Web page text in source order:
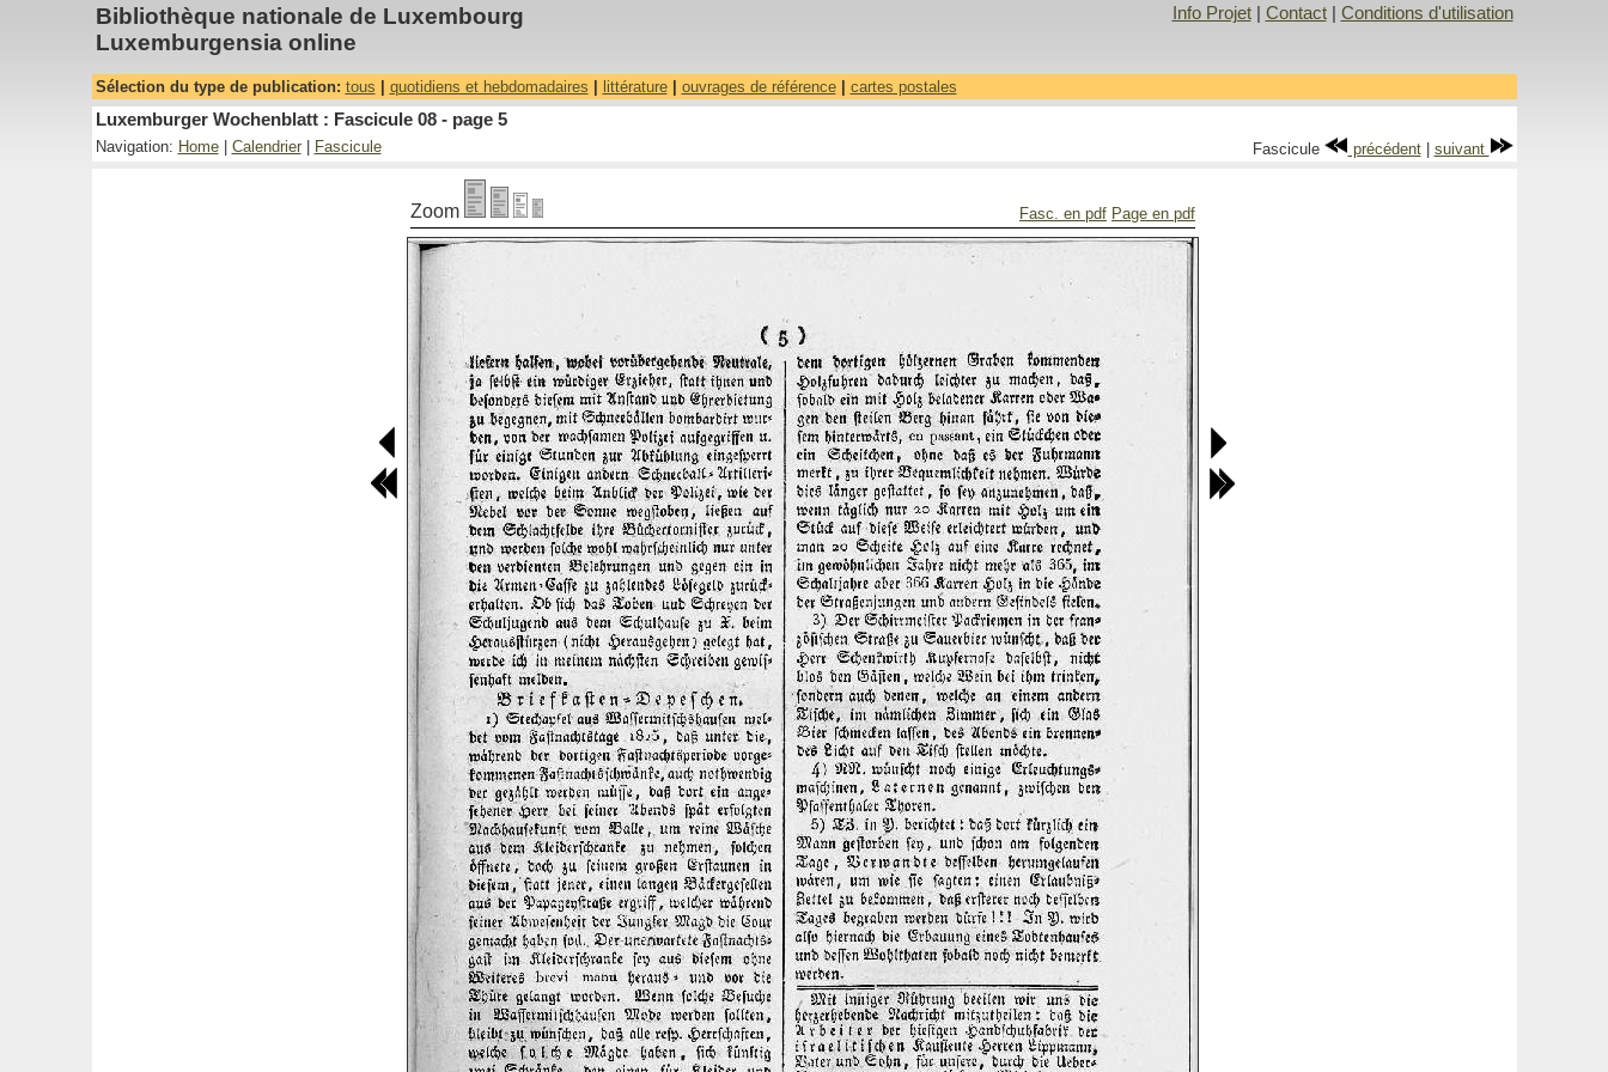
Bibliothèque nationale de Luxembourg
Luxemburgensia online
Info Projet| Contact| Conditions d'utilisation
Sélection du type de publication: tous quotidiens et hebdomadaires littérature| ouvrages de référence| cartes postales
Luxemburger Wochenblatt : Fascicule 08 - page 5
Navigation: Home| Calendrier| Fascicule Fascicule précédent| suivant
Zoom Fasc. en pdf Page en pdf